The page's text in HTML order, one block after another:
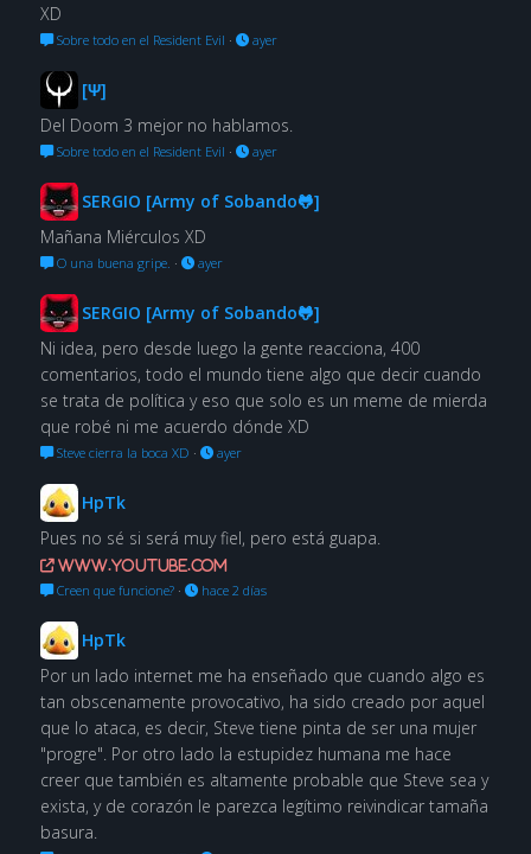
XD
Sobre todo en el Resident Evil · ayer
[Ψ]
Del Doom 3 mejor no hablamos.
Sobre todo en el Resident Evil · ayer
SERGIO [Army of Sobando🐸]
Mañana Miérculos XD
O una buena gripe. · ayer
SERGIO [Army of Sobando🐸]
Ni idea, pero desde luego la gente reacciona, 400
comentarios, todo el mundo tiene algo que decir cuando
se trata de política y eso que solo es un meme de mierda
que robé ni me acuerdo dónde XD
Steve cierra la boca XD · ayer
HpTk
Pues no sé si será muy fiel, pero está guapa.
www.youtube.com
Creen que funcione?· hace 2 días
HpTk
Por un lado internet me ha enseñado que cuando algo es
tan obscenamente provocativo, ha sido creado por aquel
que lo ataca, es decir, Steve tiene pinta de ser una mujer
"progre". Por otro lado la estupidez humana me hace
creer que también es altamente probable que Steve sea y
exista, y de corazón le parezca legítimo reivindicar tamaña
basura.